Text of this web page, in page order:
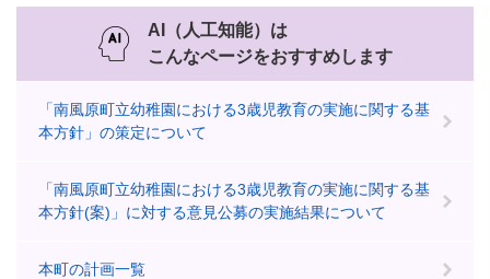
AI（人工知能）は
こんなページをおすすめします
「南風原町立幼稚園における3歳児教育の実施に関する基
本方針」の策定について
「南風原町立幼稚園における3歳児教育の実施に関する基
本方針(案)」に対する意見公募の実施結果について
本町の計画一覧